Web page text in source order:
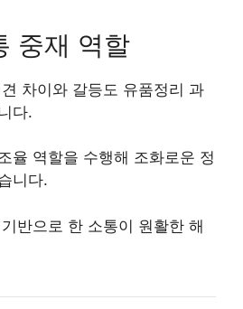
중재 역할
차이와 갈등도 유품정리 과
다.
율 역할을 수행해 조화로운 정
니다.
반으로 한 소통이 원활한 해